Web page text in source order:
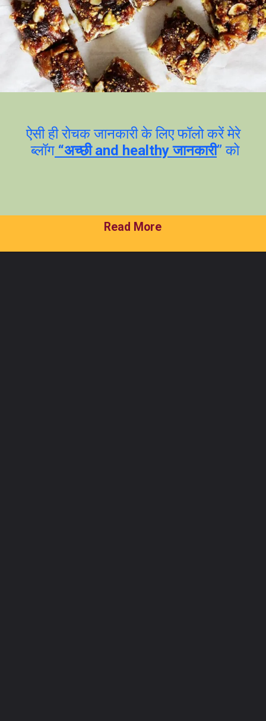
ऐसी ही रोचक जानकारी के लिए फॉलो करें मेरे
ब्लॉग “अच्छी and healthy जानकारी” को
Read More